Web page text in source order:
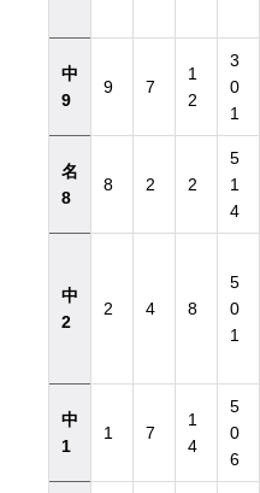
中
9
9 7
1
2
3
0
1
名
8
8 2 2
5
1
4
中
2
2 4 8
5
0
1
中
1
1 7
1
4
5
0
6